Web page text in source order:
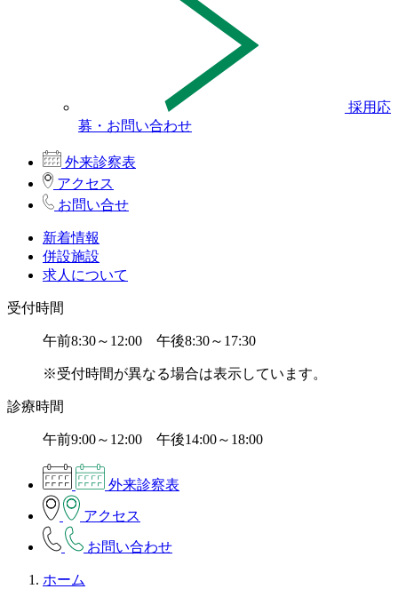
採用応
募・お問い合わせ
外来診察表
アクセス
お問い合せ
新着情報
併設施設
求人について
受付時間
午前8:30～12:00 午後8:30～17:30
※受付時間が異なる場合は表示しています。
診療時間
午前9:00～12:00 午後14:00～18:00
外来診察表
アクセス
お問い合わせ
ホーム